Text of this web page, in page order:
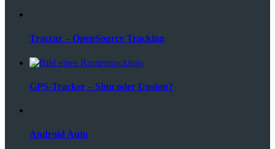
Traccar – OpenSource Tracking
GPS-Tracker – Sinn oder Unsinn?
Android Auto